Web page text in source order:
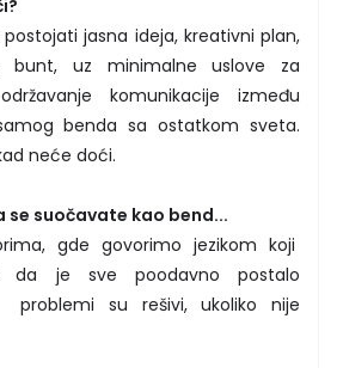
jasna ideja, kreativni plan,
bunt, uz minimalne uslove za
komunikacije između
benda sa ostatkom sveta.
neće doći.
se suočavate kao bend...
gde govorimo jezikom koji
da je sve poodavno postalo
problemi su rešivi, ukoliko nije